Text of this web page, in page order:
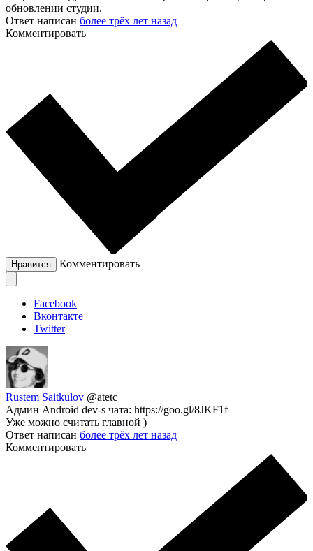
обновлении студии.
Ответ написан более трёх лет назад
Комментировать
Нравится Комментировать
Facebook
Вконтакте
Twitter
Rustem Saitkulov @atetc
Админ Android dev-s чата: https://goo.gl/8JKF1f
Уже можно считать главной )
Ответ написан более трёх лет назад
Комментировать